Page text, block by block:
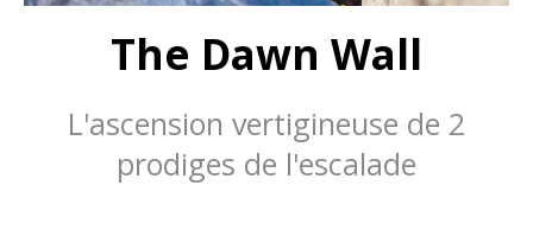
The Dawn Wall
L'ascension vertigineuse de 2
prodiges de l'escalade